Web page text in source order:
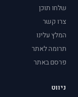
שלחו תוכן
צרו קשר
המלץ עלינו
תרומה לאתר
פרסם באתר
ניווט